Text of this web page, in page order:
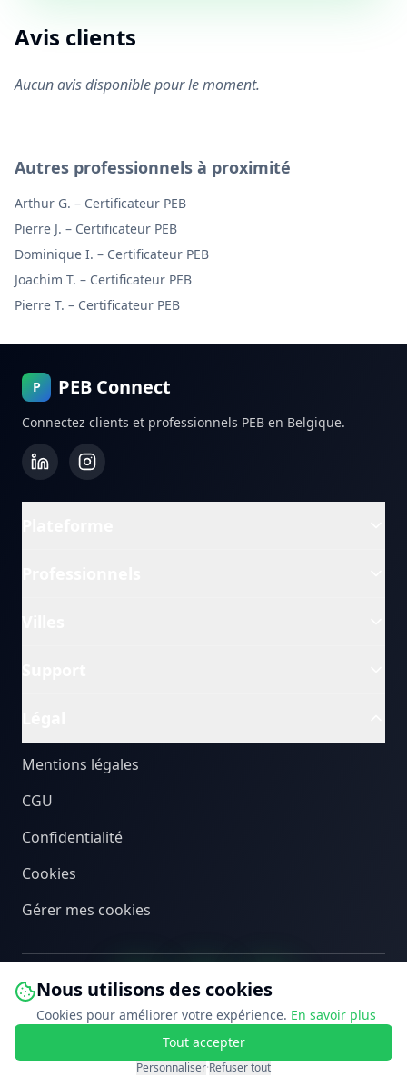
Nous utilisons des cookies
Cookies pour améliorer votre expérience. En savoir plus
Tout accepter
Personnaliser·Refuser tout
Avis clients
Aucun avis disponible pour le moment.
Autres professionnels à proximité
Arthur G. – Certificateur PEB
Pierre J. – Certificateur PEB
Dominique I. – Certificateur PEB
Joachim T. – Certificateur PEB
Pierre T. – Certificateur PEB
P PEB Connect
Connectez clients et professionnels PEB en Belgique.
Mentions légales
CGU
Confidentialité
Cookies
Gérer mes cookies
PEB Connect. Tous droits réservés.